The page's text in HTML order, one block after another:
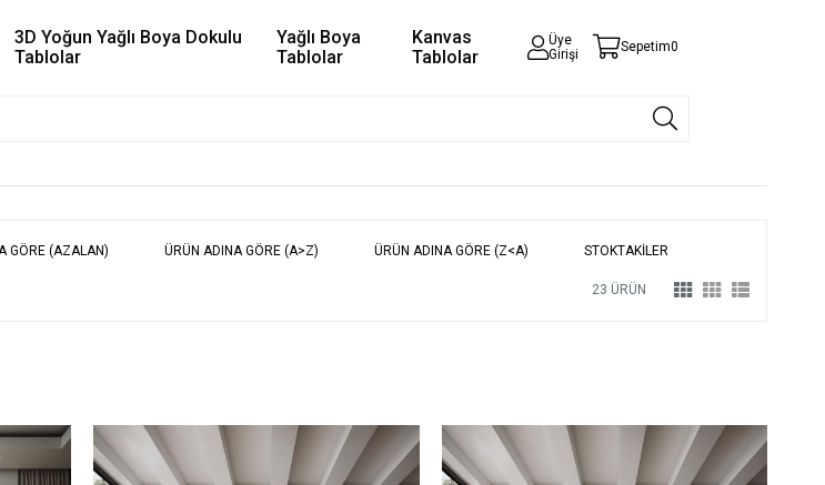
3D Yoğun Yağlı Boya Dokulu
Tablolar
Yağlı Boya
Tablolar
Kanvas
Tablolar
Üye
Girişi
Sepetim0
GÖRE (AZALAN) ÜRÜN ADINA GÖRE (A>Z) ÜRÜN ADINA GÖRE (Z<A) STOKTAKILER
23 ÜRÜN